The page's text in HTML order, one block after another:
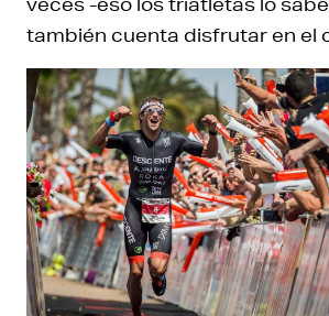
también cuenta disfrutar en el